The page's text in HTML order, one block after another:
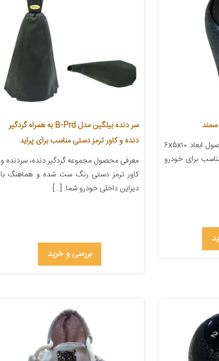
معرفی محصول جزئیات محصول ابعاد ۶x۵x۱۰
برای خودرو
سر دنده بیلگین مدل B-Prd به همراه گردگیر
دنده و کاور ترمز دستی مناسب برای پراید
معرفی محصول مجموعه گردگیر دنده، سردنده و
کاور ترمز دستی رنگ ست شده و هماهنگ با
دیزاین داخلی خودرو شما. […]
بررسی و خرید